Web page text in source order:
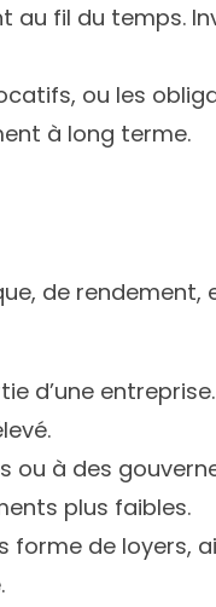
au fil du temps.
ou les
à long terme.
de rendement,
d’une
à des
plus faibles.
de loyers,